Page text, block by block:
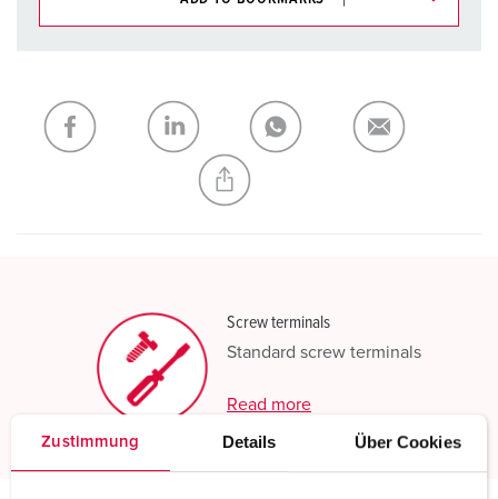
Zustimmung Details Über Cookies
My list ADD
CREATE A NEW LIST
Screw terminals
Standard screw terminals
Read more